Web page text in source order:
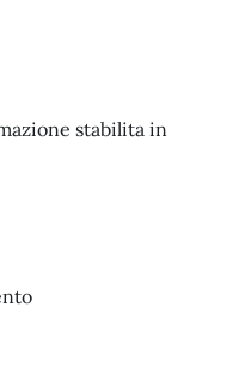
stabilita in